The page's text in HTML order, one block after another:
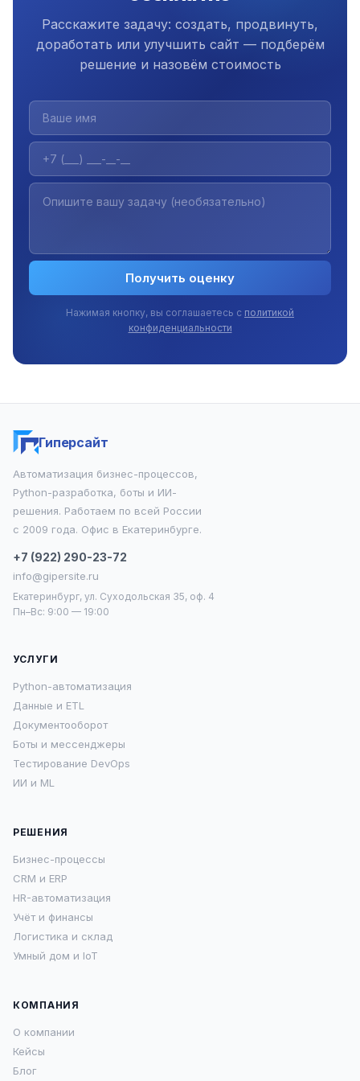
Расскажите задачу: создать, продвинуть,
доработать или улучшить сайт — подберём
решение и назовём стоимость
Получить оценку
Нажимая кнопку, вы соглашаетесь с политикой
конфиденциальности
Гиперсайт
Автоматизация бизнес-процессов,
Python-разработка, боты и ИИ-
решения. Работаем по всей России
с 2009 года. Офис в Екатеринбурге.
+7 (922) 290-23-72
info@gipersite.ru
Екатеринбург, ул. Суходольская 35, оф. 4
Пн–Вс: 9:00 — 19:00
УСЛУГИ
Python-автоматизация
Данные и ETL
Документооборот
Боты и мессенджеры
Тестирование DevOps
ИИ и ML
РЕШЕНИЯ
Бизнес-процессы
CRM и ERP
HR-автоматизация
Учёт и финансы
Логистика и склад
Умный дом и IoT
КОМПАНИЯ
О компании
Кейсы
Блог